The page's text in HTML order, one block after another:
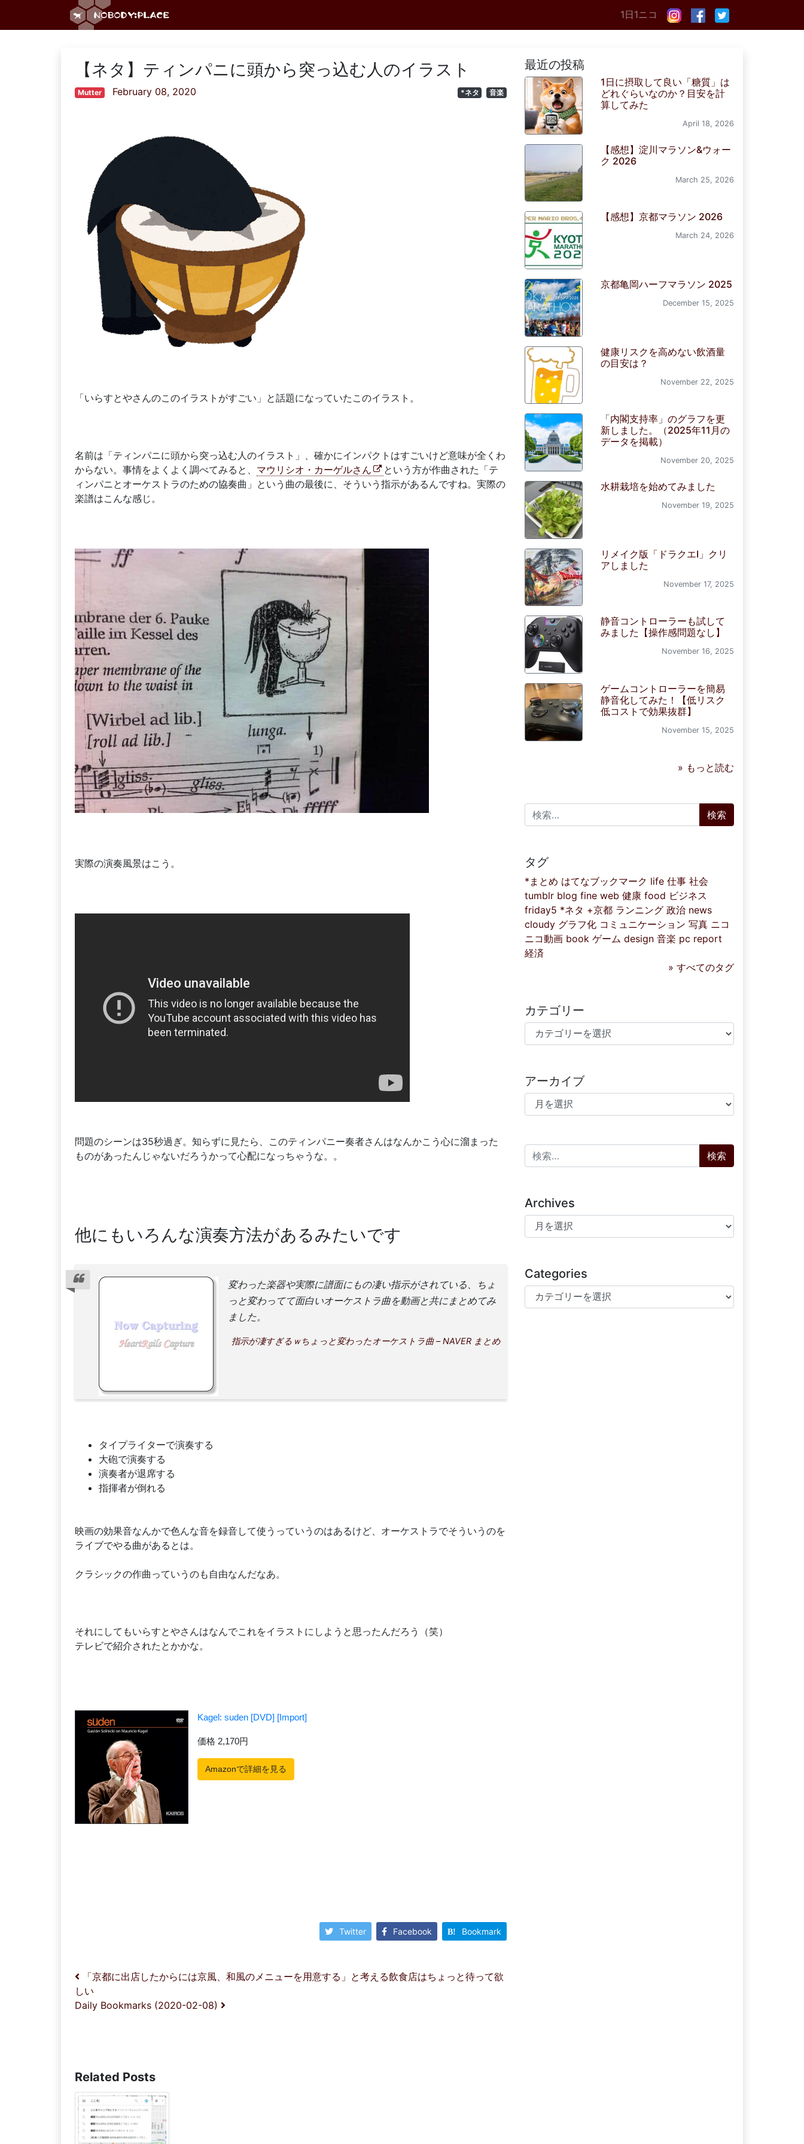
1日1ニコ
【ネタ】ティンパニに頭から突っ込む人のイラスト
Mutter February 08, 2020 *ネタ 音楽
「いらすとやさんのこのイラストがすごい」と話題になっていたこのイラスト。
名前は「ティンパニに頭から突っ込む人のイラスト」、確かにインパクトはすごいけど意味が全くわ
からない。事情をよくよく調べてみると、 マウリシオ・カーゲルさん
という方が作曲された「テ
ィンパニとオーケストラのための協奏曲」という曲の最後に、そういう指示があるんですね。実際の
楽譜はこんな感じ。
実際の演奏風景はこう。
問題のシーンは35秒過ぎ。知らずに見たら、このティンパニー奏者さんはなんかこう心に溜まった
ものがあったんじゃないだろうかって心配になっちゃうな。。
他にもいろんな演奏方法があるみたいです
変わった楽器や実際に譜面にもの凄い指示がされている、ちょ
っと変わってて面白いオーケストラ曲を動画と共にまとめてみ
ました。
指示が凄すぎるｗちょっと変わったオーケストラ曲 – NAVER まとめ
タイプライターで演奏する
大砲で演奏する
演奏者が退席する
指揮者が倒れる
映画の効果音なんかで色んな音を録音して使うっていうのはあるけど、オーケストラでそういうのを
ライブでやる曲があるとは。
クラシックの作曲っていうのも自由なんだなあ。
それにしてもいらすとやさんはなんでこれをイラストにしようと思ったんだろう（笑）
テレビで紹介されたとかかな。
Twitter Facebook Bookmark
投稿ナビゲーション
「京都に出店したからには京風、和風のメニューを用意する」と考える飲食店はちょっと待って欲
しい
Daily Bookmarks (2020-02-08)
Related Posts
最近の投稿
1日に摂取して良い「糖質」は
どれぐらいなのか？目安を計
算してみた
April 18, 2026
【感想】淀川マラソン&ウォー
ク 2026
March 25, 2026
【感想】京都マラソン 2026
March 24, 2026
京都亀岡ハーフマラソン 2025
December 15, 2025
健康リスクを高めない飲酒量
の目安は？
November 22, 2025
「内閣支持率」のグラフを更
新しました。（2025年11月の
データを掲載）
November 20, 2025
水耕栽培を始めてみました
November 19, 2025
リメイク版「ドラクエI」クリ
アしました
November 17, 2025
静音コントローラーも試して
みました【操作感問題なし】
November 16, 2025
ゲームコントローラーを簡易
静音化してみた！【低リスク
低コストで効果抜群】
November 15, 2025
» もっと読む
検索:
タグ
*まとめ はてなブックマーク life 仕事 社会
tumblr blog fine web 健康 food ビジネス
friday5 *ネタ +京都 ランニング 政治 news
cloudy グラフ化 コミュニケーション 写真 ニコ
ニコ動画 book ゲーム design 音楽 pc report
経済
» すべてのタグ
カテゴリー
カテゴリー
アーカイブ
アーカイブ
検索:
Archives
Archives
Categories
Categories